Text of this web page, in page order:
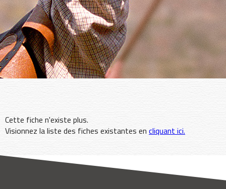
Cette fiche n'existe plus.
Visionnez la liste des fiches existantes en cliquant ici.